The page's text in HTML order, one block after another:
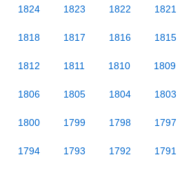
1824 1823 1822 1821
1818 1817 1816 1815
1812 1811 1810 1809
1806 1805 1804 1803
1800 1799 1798 1797
1794 1793 1792 1791